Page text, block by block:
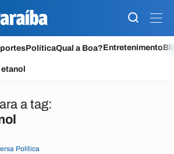
PolíticaQual a Boa?Entretenimento
a tag:
Política